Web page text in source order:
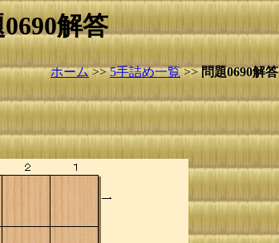
解答
ホーム>>5手詰め一覧>>問題0690解答